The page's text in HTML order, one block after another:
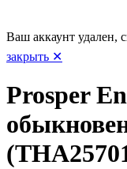
Ваш аккаунт удален,
закрыть ✕
Prosper